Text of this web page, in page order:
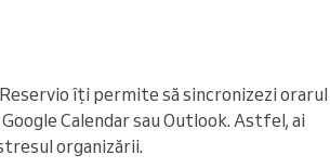
îți permite să sincronizezi orarul
Calendar sau Outlook. Astfel, ai
organizării.